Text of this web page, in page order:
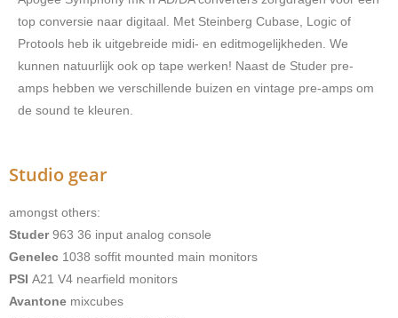
top conversie naar digitaal. Met Steinberg Cubase, Logic of
Protools heb ik uitgebreide midi- en editmogelijkheden. We
kunnen natuurlijk ook op tape werken! Naast de Studer pre-
amps hebben we verschillende buizen en vintage pre-amps om
de sound te kleuren.
Studio gear
amongst others:
Studer963 36 input analog console
Genelec 1038 soffit mounted main monitors
PSI A21 V4 nearfield monitors
Avantone mixcubes